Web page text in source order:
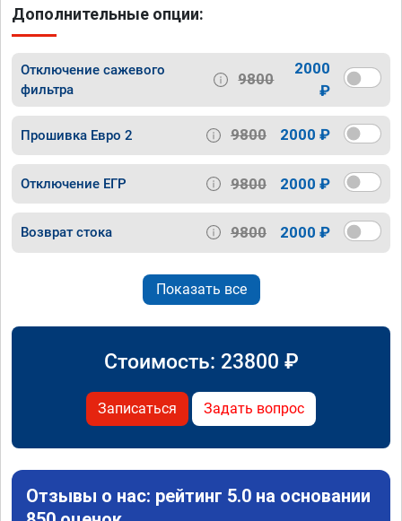
Дополнительные опции:
Отключение сажевого
фильтра
9800
2000
₽
Прошивка Евро 2 9800 2000 ₽
Отключение ЕГР 9800 2000 ₽
Возврат стока 9800 2000 ₽
Показать все
Стоимость: 23800 ₽
Записаться Задать вопрос
Отзывы о нас: рейтинг 5.0 на основании